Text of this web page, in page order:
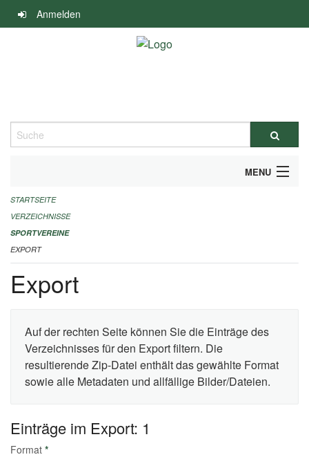
Navigation
überspringen
Anmelden
Suche
MENU
ALLGEMEINE INFORMATIONEN
FINANZIELLE UNTERSTÜTZUNG BENÖTIGT?
KONTAKT
STARTSEITE
VERZEICHNISSE
SPORTVEREINE
EXPORT
Export
Auf der rechten Seite können Sie die Einträge des
Verzeichnisses für den Export filtern. Die
resultierende Zip-Datei enthält das gewählte Format
sowie alle Metadaten und allfällige Bilder/Dateien.
Einträge im Export: 1
Format *